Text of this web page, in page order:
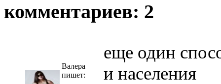
комментариев: 2
Валера
пишет:
еще один
и населения